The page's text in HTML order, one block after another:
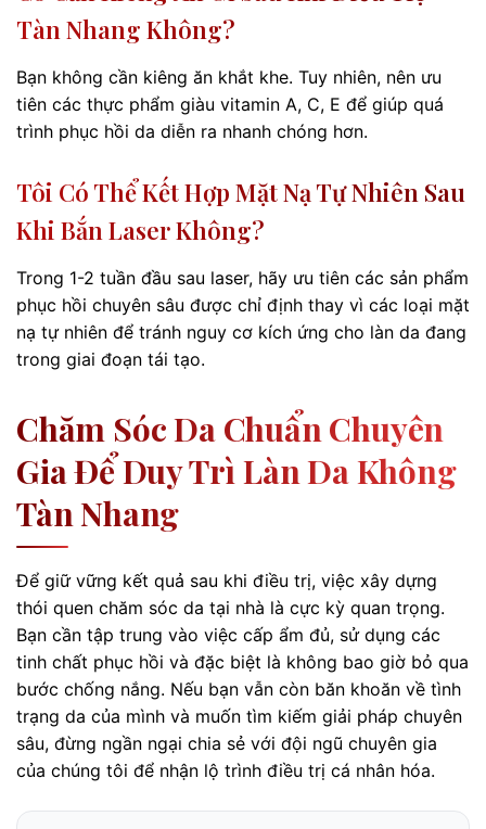
Tàn Nhang Không?
Bạn không cần kiêng ăn khắt khe. Tuy nhiên, nên ưu
tiên các thực phẩm giàu vitamin A, C, E để giúp quá
trình phục hồi da diễn ra nhanh chóng hơn.
Tôi Có Thể Kết Hợp Mặt Nạ Tự Nhiên Sau
Khi Bắn Laser Không?
Trong 1-2 tuần đầu sau laser, hãy ưu tiên các sản phẩm
phục hồi chuyên sâu được chỉ định thay vì các loại mặt
nạ tự nhiên để tránh nguy cơ kích ứng cho làn da đang
trong giai đoạn tái tạo.
Chăm Sóc Da Chuẩn Chuyên
Gia Để Duy Trì Làn Da Không
Tàn Nhang
Để giữ vững kết quả sau khi điều trị, việc xây dựng
thói quen chăm sóc da tại nhà là cực kỳ quan trọng.
Bạn cần tập trung vào việc cấp ẩm đủ, sử dụng các
tinh chất phục hồi và đặc biệt là không bao giờ bỏ qua
bước chống nắng. Nếu bạn vẫn còn băn khoăn về tình
trạng da của mình và muốn tìm kiếm giải pháp chuyên
sâu, đừng ngần ngại chia sẻ với đội ngũ chuyên gia
của chúng tôi để nhận lộ trình điều trị cá nhân hóa.